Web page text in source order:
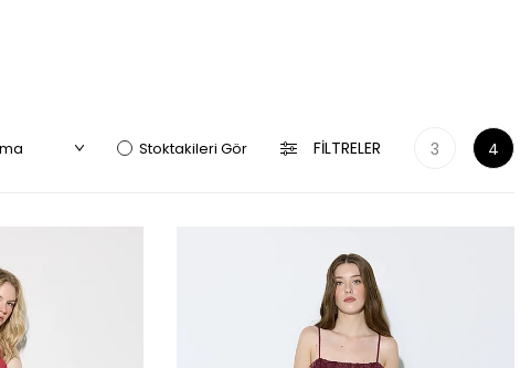
Stoktakileri Gör FILTRELER 3 4